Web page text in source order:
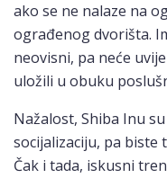
ako se ne nalaze na
ograđenog dvorišta.
neovisni, pa neće
uložili u obuku
Nažalost, Shiba Inu
socijalizaciju, pa
Čak i tada, iskusni